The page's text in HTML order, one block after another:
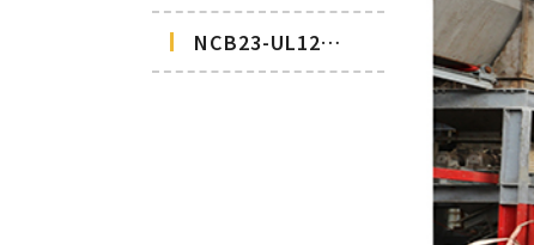
NCB23-UL12015